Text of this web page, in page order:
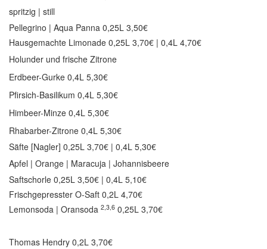
spritzig | still
Pellegrino | Aqua Panna 0,25L 3,50€
Hausgemachte Limonade 0,25L 3,70€ | 0,4L 4,70€
Holunder und frische Zitrone
Erdbeer-Gurke 0,4L 5,30€
Pfirsich-Basilikum 0,4L 5,30€
Himbeer-Minze 0,4L 5,30€
Rhabarber-Zitrone 0,4L 5,30€
Säfte [Nagler] 0,25L 3,70€ | 0,4L 5,30€
Apfel | Orange | Maracuja | Johannisbeere
Saftschorle 0,25L 3,50€ | 0,4L 5,10€
Frischgepresster O-Saft 0,2L 4,70€
Lemonsoda | Oransoda 2,3,6 0,25L 3,70€
Thomas Hendry 0,2L 3,70€